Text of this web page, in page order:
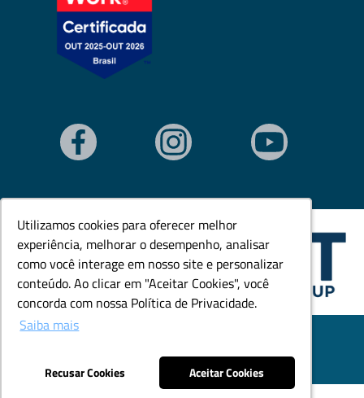
Utilizamos cookies para oferecer melhor
experiência, melhorar o desempenho, analisar
como você interage em nosso site e personalizar
conteúdo. Ao clicar em "Aceitar Cookies", você
concorda com nossa Política de Privacidade.
Saiba mais
Recusar Cookies Aceitar Cookies
Utilizamos cookies para oferecer melhor
experiência, melhorar o desempenho, analisar
como você interage em nosso site e personalizar
conteúdo. Ao clicar em "Aceitar Cookies", você
concorda com nossa Política de Privacidade.
Saiba mais
Recusar Cookies Aceitar Cookies
© Todos os direitos reservados. Goedert Ltda - CNPJ:
Desenvolvido por: Área Local